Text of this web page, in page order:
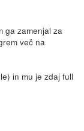
ga zamenjal za
več na
in mu je zdaj full